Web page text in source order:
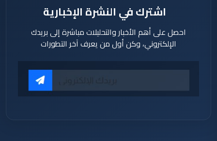
اشترك في النشرة الإخبارية
احصل على أهم الأخبار والتحليلات مباشرة إلى بريدك
الإلكتروني، وكن أول من يعرف آخر التطورات